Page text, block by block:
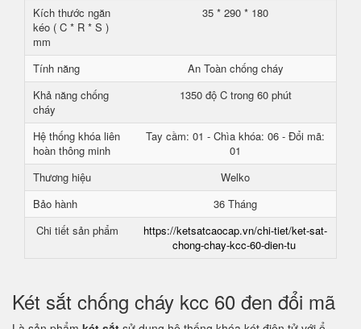
Kích thước ngăn
kéo ( C * R * S )
mm
35 * 290 * 180
Tính năng
An Toàn chống cháy
Khả năng chống
cháy
1350 độ C trong 60 phút
Hệ thống khóa liên
hoàn thông minh
Tay cầm: 01 - Chìa khóa: 06 - Đổi mã:
01
Thương hiệu
Welko
Bảo hành
36 Tháng
Chi tiết sản phẩm
https://ketsatcaocap.vn/chi-tiet/ket-sat-
chong-chay-kcc-60-dien-tu
Két sắt chống cháy kcc 60 đen đổi mã